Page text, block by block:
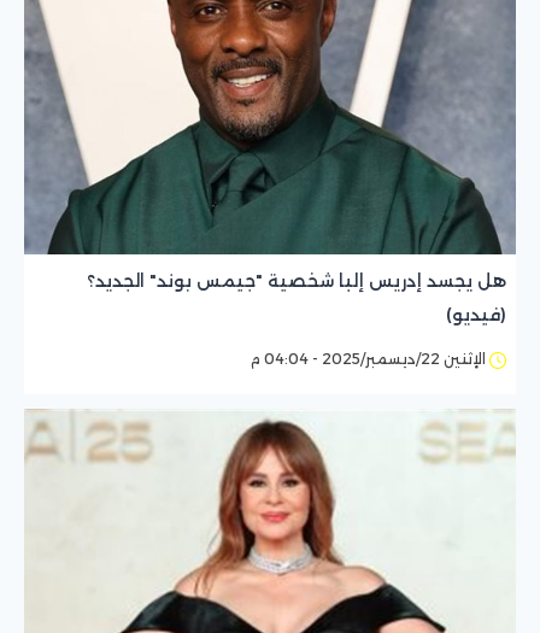
هل يجسد إدريس إلبا شخصية "جيمس بوند" الجديد؟
(فيديو)
الإثنين 22/ديسمبر/2025 - 04:04 م